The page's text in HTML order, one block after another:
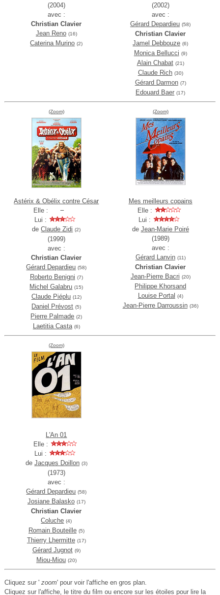
(2004)
avec :
Christian Clavier
Jean Reno (16)
Caterina Murino (2)
(2002)
avec :
Gérard Depardieu (58)
Christian Clavier
Jamel Debbouze (6)
Monica Bellucci (9)
Alain Chabat (21)
Claude Rich (30)
Gérard Darmon (7)
Edouard Baer (17)
(Zoom)
Astérix & Obélix contre César
Elle :
Lui :
deClaude Zidi (2)
(1999)
avec :
Christian Clavier
Gérard Depardieu (58)
Roberto Benigni (7)
Michel Galabru (15)
Claude Piéplu (12)
Daniel Prévost (5)
Pierre Palmade (2)
Laetitia Casta (6)
(Zoom)
Mes meilleurs copains
Elle :
Lui :
de Jean-Marie Poiré
(1989)
avec :
Gérard Lanvin (11)
Christian Clavier
Jean-Pierre Bacri (20)
Philippe Khorsand
Louise Portal (4)
Jean-Pierre Darroussin (36)
(Zoom)
L'An 01
Elle :
Lui :
de Jacques Doillon (3)
(1973)
avec :
Gérard Depardieu (58)
Josiane Balasko (17)
Christian Clavier
Coluche (4)
Romain Bouteille (5)
Thierry Lhermitte (17)
Gérard Jugnot (9)
Miou-Miou (20)
Cliquez sur ' zoom' pour voir l'affiche en gros plan.
Cliquez sur l'affiche, le titre du film ou encore sur les étoiles pour lire la